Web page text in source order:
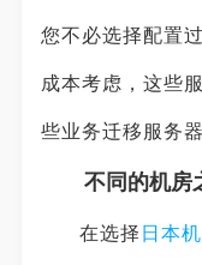
您不必选择配置
成本考虑，这些
些业务迁移服务
不同的机房
在选择 日本